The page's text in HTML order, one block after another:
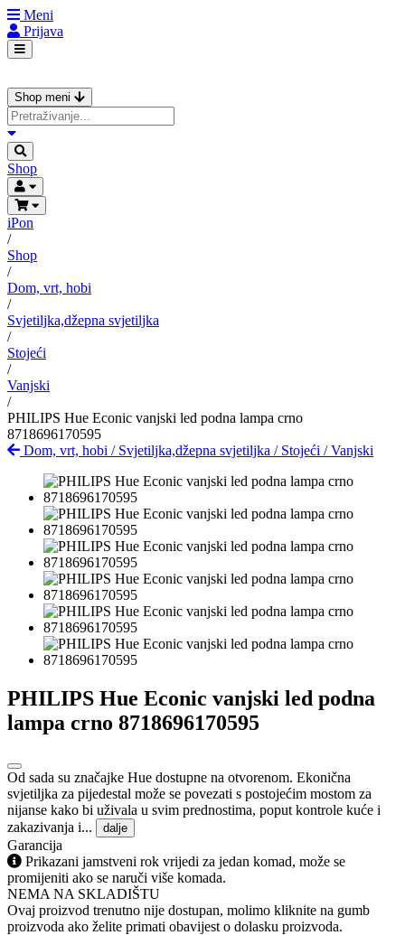
Meni
Prijava
Shop meni
Shop
iPon
/
Shop
/
Dom, vrt, hobi
/
Svjetiljka,džepna svjetiljka
/
Stojeći
/
Vanjski
/
PHILIPS Hue Econic vanjski led podna lampa crno
8718696170595
Dom, vrt, hobi / Svjetiljka,džepna svjetiljka / Stojeći /Vanjski
PHILIPS Hue Econic vanjski led podna
lampa crno 8718696170595
Od sada su značajke Hue dostupne na otvorenom. Ekonična
svjetiljka za pijedestal može se povezati s postojećim mostom za
nijanse kako bi uživala u svim prednostima, poput kontrole kuće i
zakazivanja i...
dalje
Garancija
Prikazani jamstveni rok vrijedi za jedan komad, može se
promijeniti ako se naruči više komada.
NEMA NA SKLADIŠTU
Ovaj proizvod trenutno nije dostupan, molimo kliknite na gumb
proizvoda ako želite primati obavijest o dolasku proizvoda.